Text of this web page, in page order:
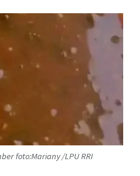
foto:Mariany /LPU RRI